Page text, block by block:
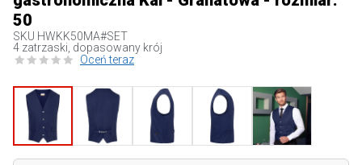
50
SKU HWKK50MA#SET
4 zatrzaski, dopasowany krój
Oceń teraz